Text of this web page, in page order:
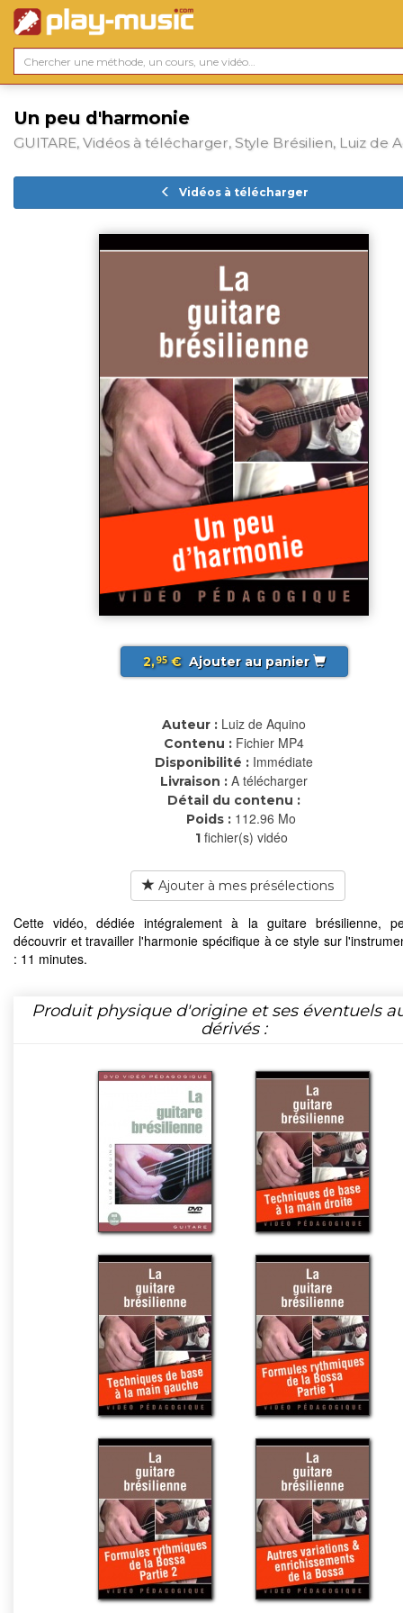
Un peu d'harmonie
GUITARE, Vidéos à télécharger, Style Brésilien, Luiz de
Vidéos à télécharger
2,95€ Ajouter au panier
Auteur : Luiz de Aquino
Contenu : Fichier MP4
Disponibilité : Immédiate
Livraison : A télécharger
Détail du contenu :
Poids : 112.96 Mo
1 fichier(s) vidéo
Ajouter à mes présélections
Cette vidéo, dédiée intégralement à la guitare brésilienne,
découvrir et travailler l'harmonie spécifique à ce style sur
: 11 minutes.
Produit physique d'origine et ses éventuels
dérivés :